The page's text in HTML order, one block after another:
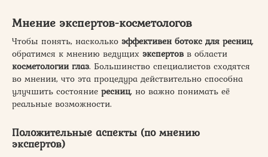
Мнение экспертов-косметологов
Чтобы понять, насколько эффективен ботокс для ресниц,
обратимся к мнению ведущих экспертов в области
косметологии глаз. Большинство специалистов сходятся
во мнении, что эта процедура действительно способна
улучшить состояние ресниц, но важно понимать её
реальные возможности.
Положительные аспекты (по мнению
экспертов)